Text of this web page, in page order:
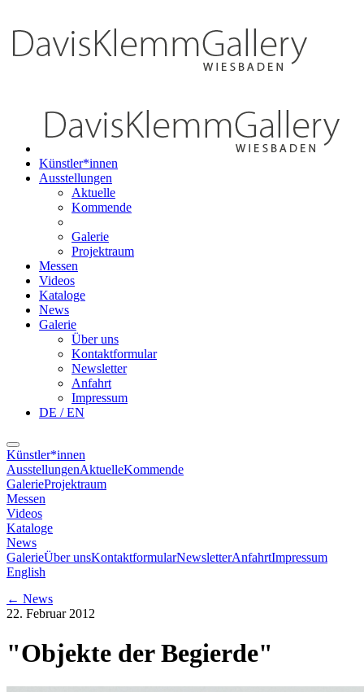
Künstler*innen
Ausstellungen
Aktuelle
Kommende
Galerie
Projektraum
Messen
Videos
Kataloge
News
Galerie
Über uns
Kontaktformular
Newsletter
Anfahrt
Impressum
DE / EN
Künstler*innen
AusstellungenAktuelleKommende
GalerieProjektraum
Messen
Videos
Kataloge
News
GalerieÜber unsKontaktformularNewsletterAnfahrtImpressum
English
← News
22. Februar 2012
"Objekte der Begierde"